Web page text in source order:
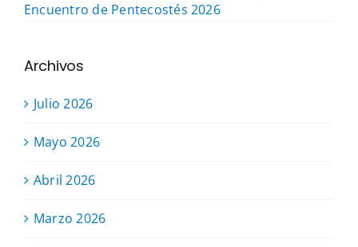
Encuentro de Pentecostés 2026
Archivos
Julio 2026
Mayo 2026
Abril 2026
Marzo 2026